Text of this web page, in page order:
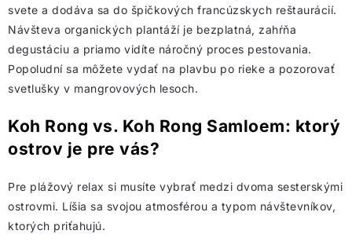
svete a dodáva sa do špičkových francúzskych reštaurácií.
Návšteva organických plantáží je bezplatná, zahŕňa
degustáciu a priamo vidíte náročný proces pestovania.
Popoludní sa môžete vydať na plavbu po rieke a pozorovať
svetlušky v mangrovových lesoch.
Koh Rong vs. Koh Rong Samloem: ktorý
ostrov je pre vás?
Pre plážový relax si musíte vybrať medzi dvoma sesterskými
ostrovmi. Líšia sa svojou atmosférou a typom návštevníkov,
ktorých priťahujú.